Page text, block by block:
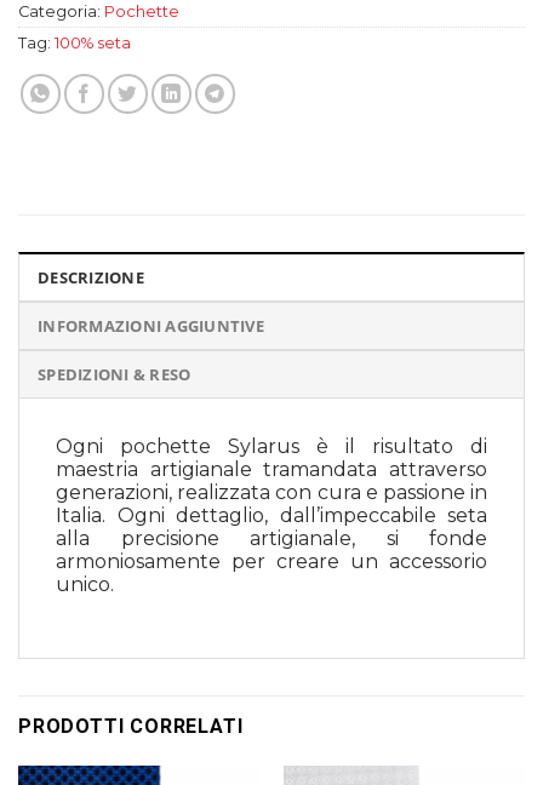
Categoria: Pochette
Tag: 100% seta
DESCRIZIONE
INFORMAZIONI AGGIUNTIVE
SPEDIZIONI & RESO
Ogni pochette Sylarus è il risultato di
maestria artigianale tramandata attraverso
generazioni, realizzata con cura e passione in
Italia. Ogni dettaglio, dall’impeccabile seta
alla precisione artigianale, si fonde
armoniosamente per creare un accessorio
unico.
PRODOTTI CORRELATI